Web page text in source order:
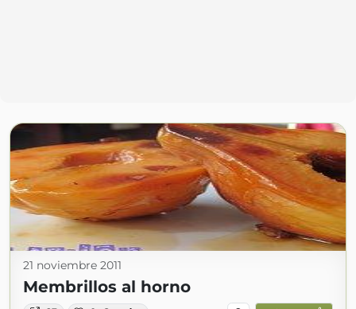
21 noviembre 2011
Membrillos al horno